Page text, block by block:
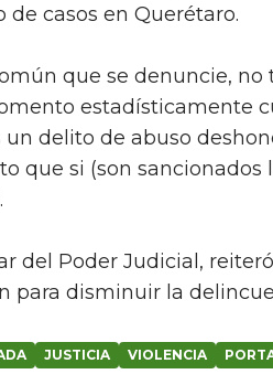
de casos en Querétaro.
que se denuncie,
estadísticamente
un delito de abuso
que si (son sancionados
del Poder Judicial,
para disminuir la
JUSTICIA VIOLENCIA